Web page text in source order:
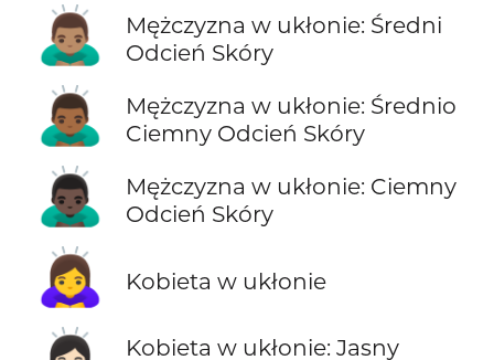
🙇🏽‍♂️
Mężczyzna w ukłonie: Średni
Odcień Skóry
🙇🏾‍♂️
Mężczyzna w ukłonie: Średnio
Ciemny Odcień Skóry
🙇🏿‍♂️
Mężczyzna w ukłonie: Ciemny
Odcień Skóry
🙇‍♀️ Kobieta w ukłonie
Kobieta w ukłonie: Jasny